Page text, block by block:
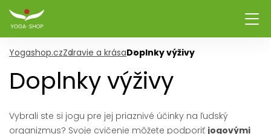
Yogashop.czZdravie a krásaDoplnky výživy
Doplnky výživy
Vybrali ste si jogu pre jej priaznivé účinky na ľudský
organizmus? Svoje cvičenie môžete podporiť jogovými